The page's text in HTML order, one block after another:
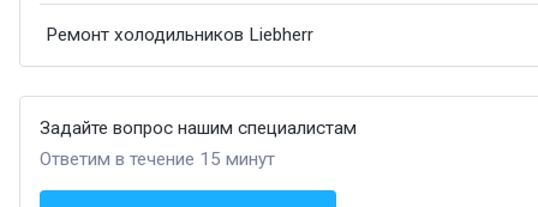
Ремонт холодильников Liebherr
Задайте вопрос нашим специалистам
Ответим в течение 15 минут